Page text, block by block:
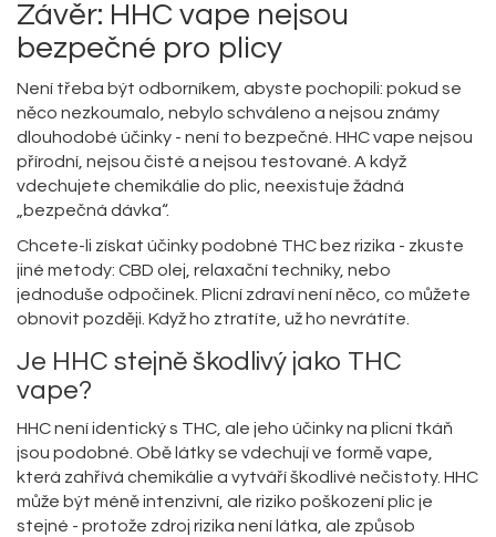
Závěr: HHC vape nejsou
bezpečné pro plicy
Není třeba být odborníkem, abyste pochopili: pokud se
něco nezkoumalo, nebylo schváleno a nejsou známy
dlouhodobé účinky - není to bezpečné. HHC vape nejsou
přírodní, nejsou čisté a nejsou testované. A když
vdechujete chemikálie do plic, neexistuje žádná
„bezpečná dávka“.
Chcete-li získat účinky podobné THC bez rizika - zkuste
jiné metody: CBD olej, relaxační techniky, nebo
jednoduše odpočinek. Plicní zdraví není něco, co můžete
obnovit později. Když ho ztratíte, už ho nevrátíte.
Je HHC stejně škodlivý jako THC
vape?
HHC není identický s THC, ale jeho účinky na plicní tkáň
jsou podobné. Obě látky se vdechují ve formě vape,
která zahřívá chemikálie a vytváří škodlivé nečistoty. HHC
může být méně intenzivní, ale riziko poškození plic je
stejné - protože zdroj rizika není látka, ale způsob